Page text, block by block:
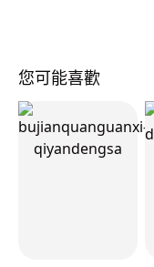
您可能喜歡